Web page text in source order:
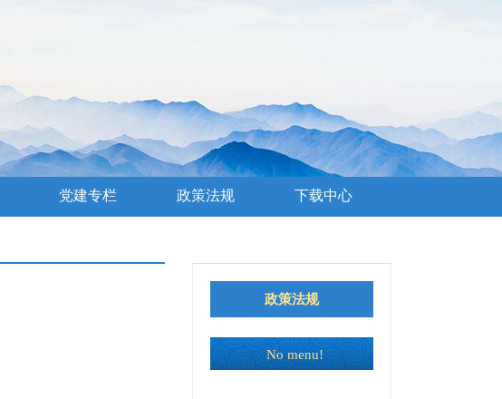
党建专栏 政策法规 下载中心
政策法规
No menu!